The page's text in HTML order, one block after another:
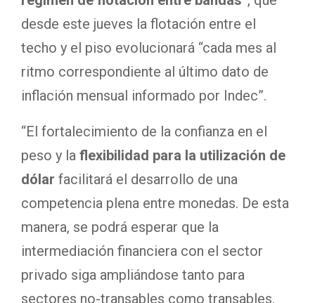
desde este jueves la flotación entre el
techo y el piso evolucionará “cada mes al
ritmo correspondiente al último dato de
inflación mensual informado por Indec”.
“El fortalecimiento de la confianza en el
peso y la flexibilidad para la utilización de
dólar facilitará el desarrollo de una
competencia plena entre monedas. De esta
manera, se podrá esperar que la
intermediación financiera con el sector
privado siga ampliándose tanto para
sectores no-transables como transables.